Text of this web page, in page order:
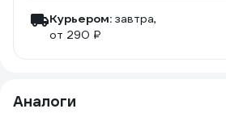
Курьером: завтра,
от 290 ₽
Аналоги